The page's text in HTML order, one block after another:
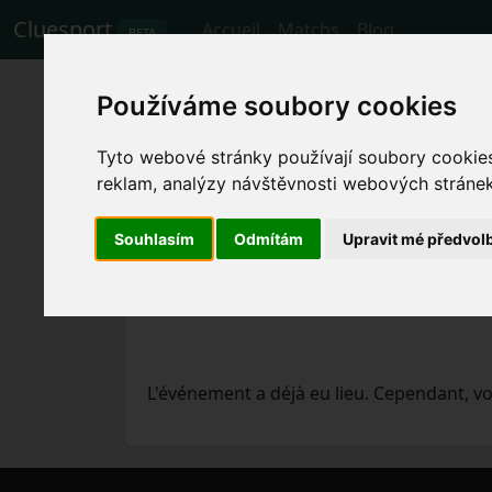
Používáme soubory cookies
Tyto webové stránky používají soubory
reklam, analýzy návštěvnosti webových
Souhlasím Odmítám Upravit mé
Cluesport BETA Accueil Matchs Blog
Les meilleurs
football Bayer
L'événement a déjà eu lieu. Cependant,